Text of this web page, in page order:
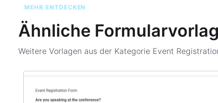
MEHR ENTDECKEN
Ähnliche
Weitere Vorlagen aus der Kategorie Event